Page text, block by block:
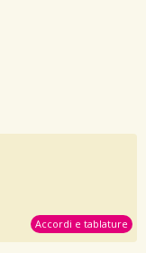
Accordi e tablature